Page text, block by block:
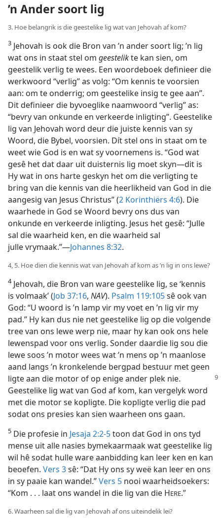
’n Ander soort lig
3. Hoe belangrik is die geestelike lig wat van Jehovah af kom?
3 Jehovah is ook die Bron van ’n ander soort lig; ’n lig
wat ons in staat stel om geestelikte kan sien, om
geestelik verlig te wees. Een woordeboek definieer die
werkwoord “verlig” as volg: “Om kennis te voorsien
aan: om te onderrig; om geestelike insig te gee aan”.
Dit definieer die byvoeglike naamwoord “verlig” as:
“bevry van onkunde en verkeerde inligting”. Geestelike
lig van Jehovah word deur die juiste kennis van sy
Woord, die Bybel, voorsien. Dít stel ons in staat om te
weet wie God is en wat sy voornemens is. “God wat
gesê het dat daar uit duisternis lig moet skyn—dit is
Hy wat in ons harte geskyn het om die verligting te
bring van die kennis van die heerlikheid van God in die
aangesig van Jesus Christus” (2 Korinthiërs 4:6). Die
waarhede in God se Woord bevry ons dus van
onkunde en verkeerde inligting. Jesus het gesê: “Julle
sal die waarheid ken, en die waarheid sal
julle vrymaak.”—Johannes 8:32.
4, 5. Hoe dien die kennis wat van Jehovah af kom as ’n lig in ons lewe?
4Jehovah, die Bron van ware geestelike lig, se ‘kennis
is volmaak’ (Job 37:16, NAV). Psalm 119:105sê ook van
God: “U woord is ’n lamp vir my voet en ’n lig vir my
pad.” Hy kan dus nie net geestelike lig op die volgende
tree van ons lewe werp nie, maar hy kan ook ons hele
lewenspad voor ons verlig. Sonder daardie lig sou die
lewe soos ’n motor wees wat ’n mens op ’n maanlose
aand langs ’n kronkelende bergpad bestuur met geen
ligte aan die motor of op enige ander plek nie.
Geestelike lig wat van God af kom, kan vergelyk word
met die motor se kopligte. Die kopligte verlig die pad
sodat ons presies kan sien waarheen ons gaan.
5 Die profesie in Jesaja 2:2-5toon dat God in ons tyd
mense uit alle nasies bymekaarmaak wat geestelike lig
wil hê sodat hulle ware aanbidding kan leer ken en kan
beoefen. Vers 3sê: “Dat Hy ons sy weë kan leer en ons
in sy paaie kan wandel.”Vers 5 nooi waarheidsoekers:
“Kom . . . laat ons wandel in die lig van die HERE.”
6. Waarheen sal die lig van Jehovah af ons uiteindelik lei?